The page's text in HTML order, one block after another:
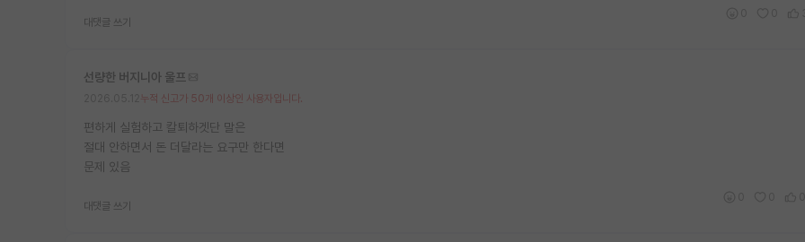
대댓글 쓰기
선량한 버지니아 울프
누적 신고가 50개 이상인 사용자입니다.
편하게 실험하고 칼퇴하겟단 말은
절대 안하면서 돈 더달라는 요구만 한다면
문제 있음
대댓글 쓰기